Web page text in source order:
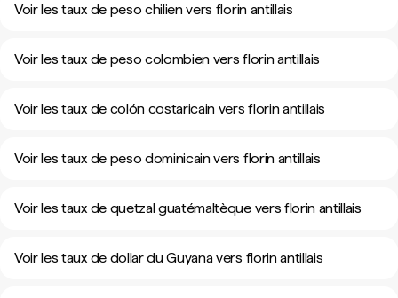
Voir les taux de peso chilien vers florin antillais
Voir les taux de peso colombien vers florin antillais
Voir les taux de colón costaricain vers florin antillais
Voir les taux de peso dominicain vers florin antillais
Voir les taux de quetzal guatémaltèque vers florin antillais
Voir les taux de dollar du Guyana vers florin antillais